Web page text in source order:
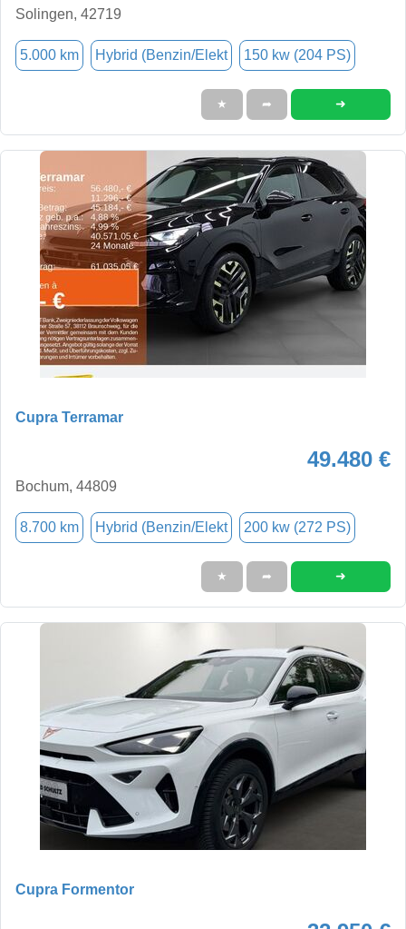
Solingen, 42719
5.000 km Hybrid (Benzin/Elekt 150 kw (204 PS)
★ ➦ ➜
Cupra Terramar
49.480 €
Bochum, 44809
8.700 km Hybrid (Benzin/Elekt 200 kw (272 PS)
★ ➦ ➜
Cupra Formentor